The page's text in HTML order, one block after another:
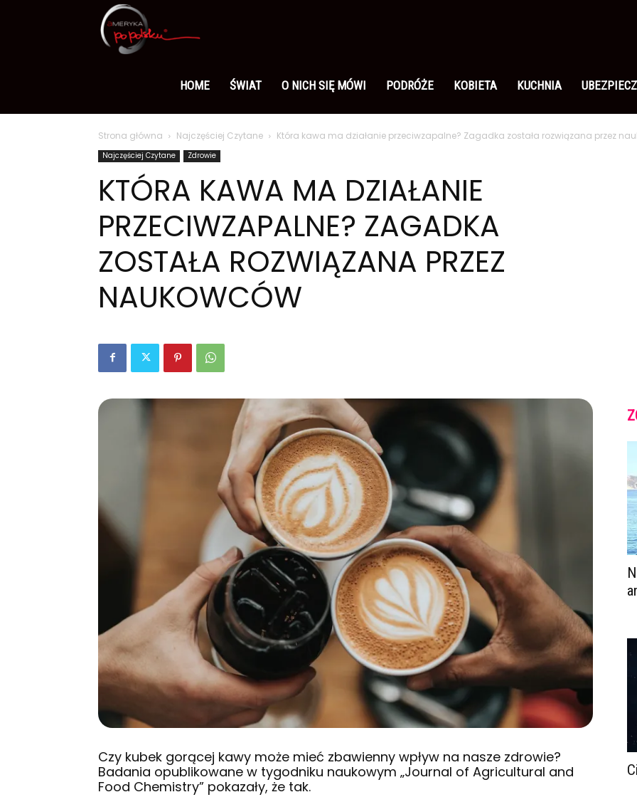
po
polsku
HOME ŚWIAT O NICH SIĘ MÓWI PODRÓŻE KOBIETA KUCHNIA
Strona główna Najczęściej Czytane Która kawa ma działanie przeciwzapalne? Zagadka została rozwiązana przez
Najczęściej Czytane Zdrowie
KTÓRA KAWA MA DZIAŁANIE
PRZECIWZAPALNE? ZAGADKA
ZOSTAŁA ROZWIĄZANA PRZEZ
NAUKOWCÓW
Czy kubek gorącej kawy może mieć zbawienny wpływ na nasze zdrowie?
Badania opublikowane w tygodniku naukowym „Journal of Agricultural and
Food Chemistry” pokazały, że tak.